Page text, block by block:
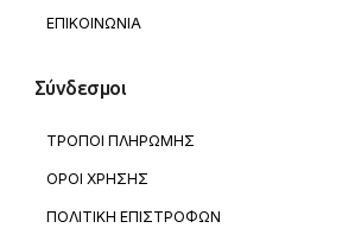
ΕΠΙΚΟΙΝΩΝΙΑ
Σύνδεσμοι
ΤΡΟΠΟΙ ΠΛΗΡΩΜΗΣ
ΟΡΟΙ ΧΡΗΣΗΣ
ΠΟΛΙΤΙΚΗ ΕΠΙΣΤΡΟΦΩΝ